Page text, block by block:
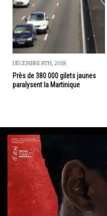
DÉCEMBRE 8TH, 2018
Près de 380 000 gilets jaunes
paralysent la Martinique